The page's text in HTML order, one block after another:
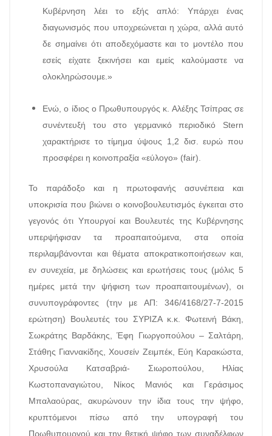
Κυβέρνηση λέει το εξής απλό: Υπάρχει ένας
διαγωνισμός που υποχρεώνεται η χώρα, αλλά αυτό
δε σημαίνει ότι αποδεχόμαστε και το μοντέλο που
εσείς είχατε ξεκινήσει και εμείς καλούμαστε να
ολοκληρώσουμε.»
Ενώ, ο ίδιος ο Πρωθυπουργός κ. Αλέξης Τσίπρας σε
συνέντευξή του στο γερμανικό περιοδικό Stern
χαρακτήρισε το τίμημα ύψους 1,2 δισ. ευρώ που
προσφέρει η κοινοπραξία «εύλογο» (fair).
Το παράδοξο και η πρωτοφανής ασυνέπεια και
υποκρισία που βιώνει ο κοινοβουλευτισμός έγκειται στο
γεγονός ότι Υπουργοί και Βουλευτές της Κυβέρνησης
υπερψήφισαν τα προαπαιτούμενα, στα οποία
περιλαμβάνονται και θέματα αποκρατικοποιήσεων και,
εν συνεχεία, με δηλώσεις και ερωτήσεις τους (μόλις 5
ημέρες μετά την ψήφιση των προαπαιτουμένων), οι
συνυπογράφοντες (την με ΑΠ: 346/4168/27-7-2015
ερώτηση) Βουλευτές του ΣΥΡΙΖΑ κ.κ. Φωτεινή Βάκη,
Σωκράτης Βαρδάκης, Έφη Γιωργοπούλου – Σαλτάρη,
Στάθης Γιαννακίδης, Χουσείν Ζειμπέκ, Εύη Καρακώστα,
Χρυσούλα Κατσαβριά- Σιωροπούλου, Ηλίας
Κωστοπαναγιώτου, Νίκος Μανιός και Γεράσιμος
Μπαλαούρας, ακυρώνουν την ίδια τους την ψήφο,
κρυπτόμενοι πίσω από την υπογραφή του
Πρωθυπουργού και την θετική ψήφο των συναδέλφων